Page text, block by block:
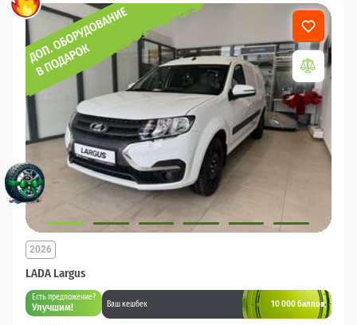
LADA Largus
2026
Есть предложение?
Улучшим! Ваш кешбек 10 000 баллов